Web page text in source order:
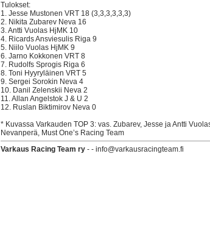
Tulokset:
1. Jesse Mustonen VRT 18 (3,3,3,3,3,3)
2. Nikita Zubarev Neva 16
3. Antti Vuolas HjMK 10
4. Ricards Ansviesulis Riga 9
5. Niilo Vuolas HjMK 9
6. Jarno Kokkonen VRT 8
7. Rudolfs Sprogis Riga 6
8. Toni Hyyryläinen VRT 5
9. Sergei Sorokin Neva 4
10. Danil Zelenskii Neva 2
11. Allan Angelstok J & U 2
12. Ruslan Biktimirov Neva 0
* Kuvassa Varkauden TOP 3: vas. Zubarev, Jesse ja Antti
Nevanperä, Must One’s Racing Team
Varkaus Racing Team ry - - info@varkausracingteam.fi